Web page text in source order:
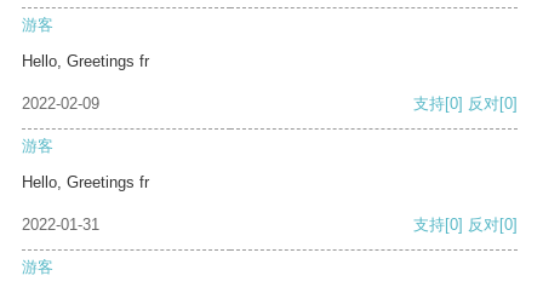
游客
Hello, Greetings fr
2022-02-09 支持[0] 反对[0]
游客
Hello, Greetings fr
2022-01-31 支持[0] 反对[0]
游客